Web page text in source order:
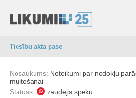
Tiesību akta pase
Nosaukums: Noteikumi par nodokļu
muitošanai
Statuss:
zaudējis spēku